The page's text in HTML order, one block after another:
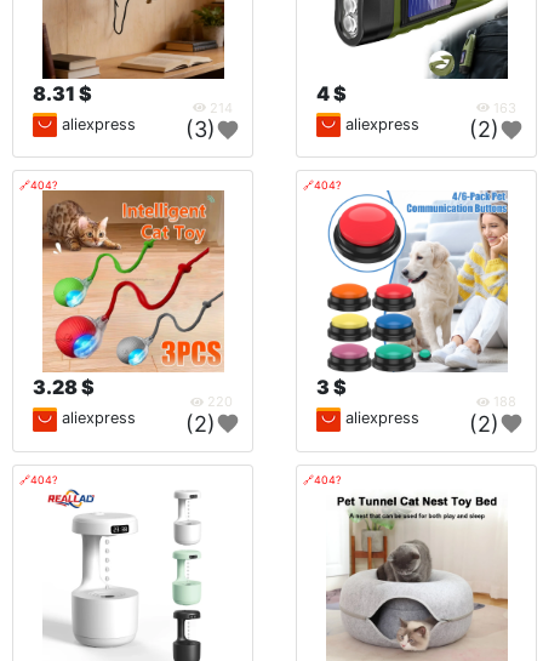
8.31 $
214
aliexpress (3)
4 $
163
aliexpress (2)
🔗404?
3.28 $
220
aliexpress (2)
🔗404?
3 $
188
aliexpress (2)
🔗404? 🔗404?